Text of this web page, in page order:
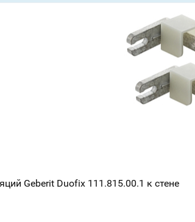
Geberit Duofix 111.815.00.1 к стене